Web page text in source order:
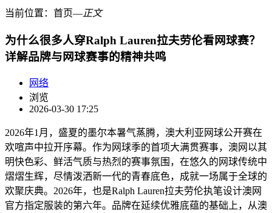
当前位置： 首页―正文
为什么很多人穿Ralph Lauren拉夫劳伦看网球赛？
详解品牌与网球赛事的精神共鸣
网络
浏览
2026-03-30 17:25
2026年1月，盛夏的墨尔本暑气蒸腾，澳大利亚网球公开赛在
欢喧声中拉开序幕。作为网球季的首项大满贯赛事，澳网以其
明快色彩、鲜活气质与热烈的赛事氛围，在悠久的网球传统中
熠熠生辉，尽情泼洒新一代的青春底色，成就一场属于全球的
欢聚庆典。2026年，也是Ralph Lauren拉夫劳伦执笔设计澳网
官方指定服装的第六年。品牌在延续优雅底蕴的基础上，从澳